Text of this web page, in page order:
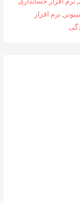
, نرم افزار